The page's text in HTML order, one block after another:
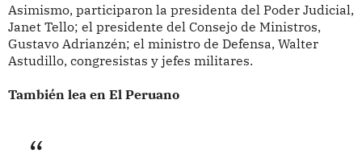
Asimismo, participaron la presidenta del Poder Judicial,
Janet Tello; el presidente del Consejo de Ministros,
Gustavo Adrianzén; el ministro de Defensa, Walter
Astudillo, congresistas y jefes militares.
También lea en El Peruano